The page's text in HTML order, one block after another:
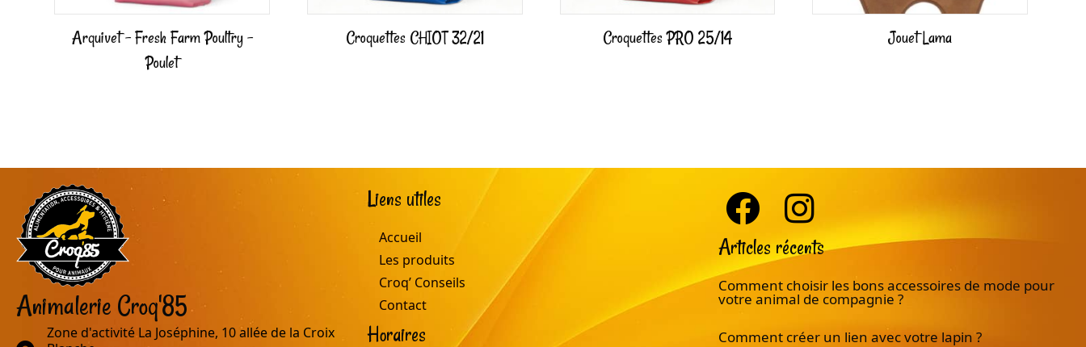
Arquivet – Fresh Farm Poultry –
Poulet
Croquettes CHIOT 32/21 Croquettes PRO 25/14 Jouet Lama
Animalerie Croq'85
Zone d'activité La Joséphine, 10 allée de la Croix
Liens utiles
Accueil
Les produits
Croq’ Conseils
Contact
Horaires
Articles récents
Comment choisir les bons accessoires de mode pour
votre animal de compagnie ?
Comment créer un lien avec votre lapin ?